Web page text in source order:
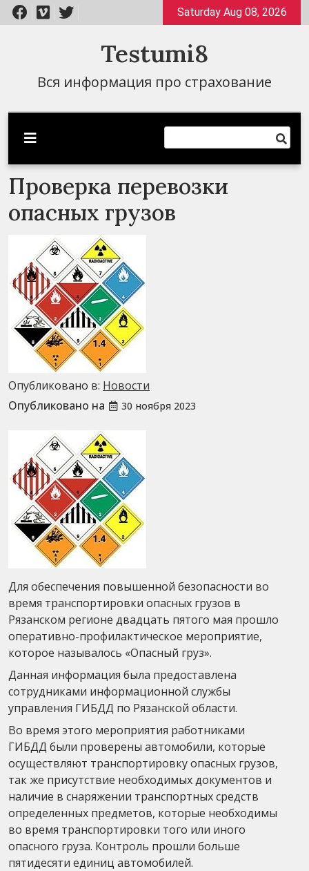
Перейти
к
Saturday Aug 08, 2026
Testumi8
Вся информация про страхование
Проверка перевозки
опасных грузов
Опубликовано в: Новости
Опубликовано на
30 ноября 2023
Для обеспечения повышенной безопасности во
время транспортировки опасных грузов в
Рязанском регионе двадцать пятого мая прошло
оперативно-профилактическое мероприятие,
которое называлось «Опасный груз».
Данная информация была предоставлена
сотрудниками информационной службы
управления ГИБДД по Рязанской области.
Во время этого мероприятия работниками
ГИБДД были проверены автомобили, которые
осуществляют транспортировку опасных грузов,
так же присутствие необходимых документов и
наличие в снаряжении транспортных средств
определенных предметов, которые необходимы
во время транспортировки того или иного
опасного груза. Контроль прошли больше
пятидесяти единиц автомобилей.